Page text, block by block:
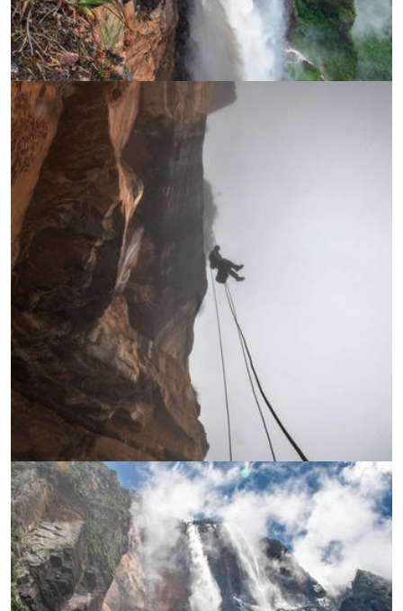
УВЕЛИЧИ